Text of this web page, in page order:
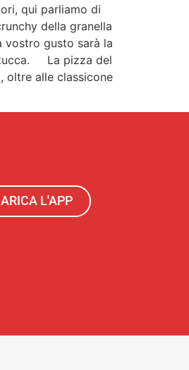
qui parliamo di
della granella
vostro gusto sarà la
zucca. La pizza del
oltre alle classicone
L'APP